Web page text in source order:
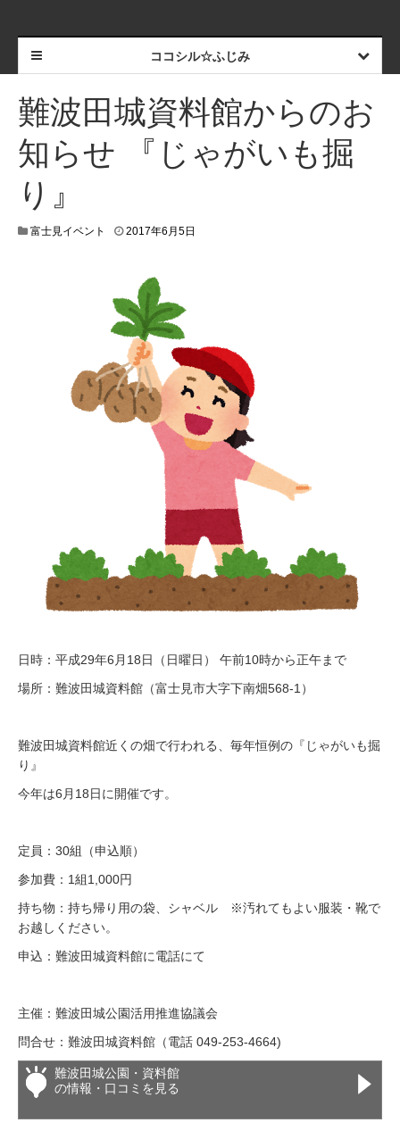
ココシル☆ふじみ
難波田城資料館からのお
知らせ 『じゃがいも掘
り』
富士見イベント 2017年6月5日
日時：平成29年6月18日（日曜日） 午前10時から正午まで
場所：難波田城資料館（富士見市大字下南畑568-1）
難波田城資料館近くの畑で行われる、毎年恒例の『じゃがいも掘
り』
今年は6月18日に開催です。
定員：30組（申込順）
参加費：1組1,000円
持ち物：持ち帰り用の袋、シャベル ※汚れてもよい服装・靴で
お越しください。
申込：難波田城資料館に電話にて
主催：難波田城公園活用推進協議会
問合せ：難波田城資料館（電話 049-253-4664)
難波田城公園・資料館
の情報・口コミを見る